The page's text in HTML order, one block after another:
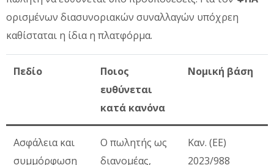
ορισμένων διασυνοριακών συναλλαγών υπόχρεη
καθίσταται η ίδια η πλατφόρμα.
Πεδίο
Ποιος
ευθύνεται
κατά κανόνα
Νομική βάση
Ασφάλεια και
συμμόρφωση
Ο πωλητής ως
διανομέας,
Καν. (ΕΕ)
2023/988